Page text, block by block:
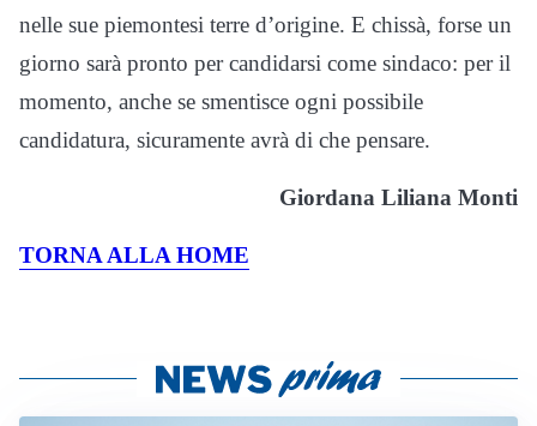
nelle sue piemontesi terre d’origine. E chissà, forse un
giorno sarà pronto per candidarsi come sindaco: per il
momento, anche se smentisce ogni possibile
candidatura, sicuramente avrà di che pensare.
Giordana Liliana Monti
TORNA ALLA HOME